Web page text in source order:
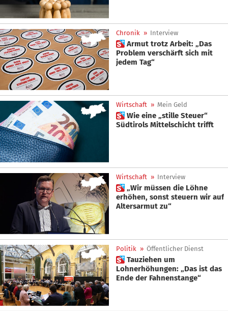
Chronik » Interview
 Armut trotz Arbeit: „Das
Problem verschärft sich mit
jedem Tag“
Wirtschaft » Mein Geld
 Wie eine „stille Steuer“
Südtirols Mittelschicht trifft
Wirtschaft » Interview
 „Wir müssen die Löhne
erhöhen, sonst steuern wir auf
Altersarmut zu“
Politik » Öffentlicher Dienst
 Tauziehen um
Lohnerhöhungen: „Das ist das
Ende der Fahnenstange“